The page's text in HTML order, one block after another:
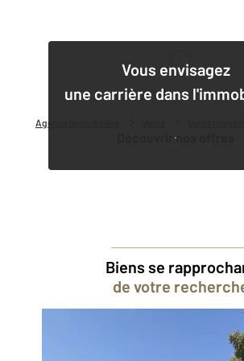
Agence immobilière
Vous envisagez
une carrière dans
Découvrir nos offres
1
Biens se
de votre